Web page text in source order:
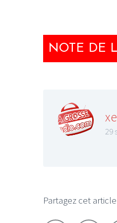
NOTE DE
29
Partagez cet